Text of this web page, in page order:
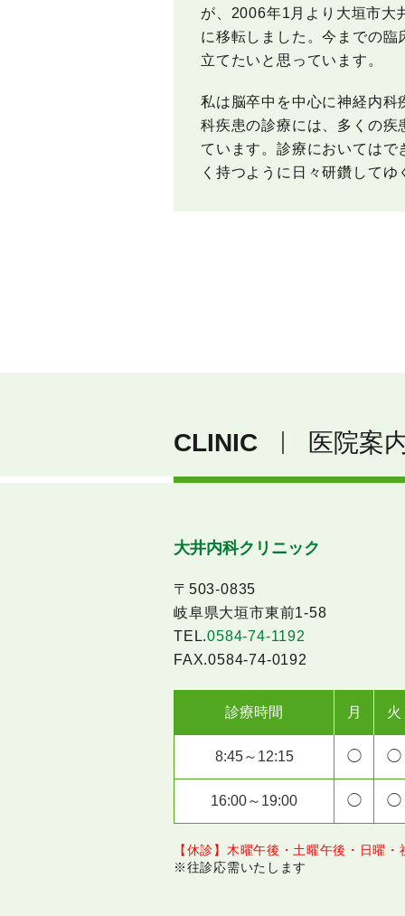
が、2006年1月より大垣市大
に移転しました。今までの
立てたいと思っています。
私は脳卒中を中心に神経内
科疾患の診療には、多くの
ています。診療においては
く持つように日々研鑽してゆ
CLINIC 医院案
大井内科クリニック
〒503-0835
岐阜県大垣市東前1-58
TEL.0584-74-1192
FAX.0584-74-0192
診療時間 月 火
8:45～12:15 ◯ ◯
16:00～19:00 ◯ ◯
【休診】木曜午後・土曜午後・日曜・
※往診応需いたします